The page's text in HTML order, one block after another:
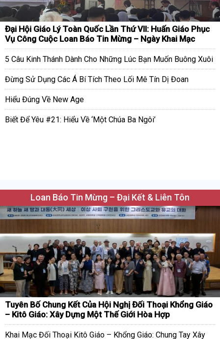
Đại Hội Giáo Lý Toàn Quốc Lần Thứ VII: Huấn Giáo Phục
Vụ Công Cuộc Loan Báo Tin Mừng – Ngày Khai Mạc
5 Câu Kinh Thánh Dành Cho Những Lúc Bạn Muốn Buông Xuôi
Đừng Sử Dụng Các Á Bí Tích Theo Lối Mê Tín Dị Đoan
Hiểu Đúng Về New Age
Biết Để Yêu #21: Hiểu Về ‘Một Chúa Ba Ngôi’
Loan Báo Tin Mừng – Đại Kết & Liên Tôn
Tuyên Bố Chung Kết Của Hội Nghị Đối Thoại Khổng Giáo
– Kitô Giáo: Xây Dựng Một Thế Giới Hòa Hợp
Khai Mạc Đối Thoại Kitô Giáo – Khổng Giáo: Chung Tay Xây